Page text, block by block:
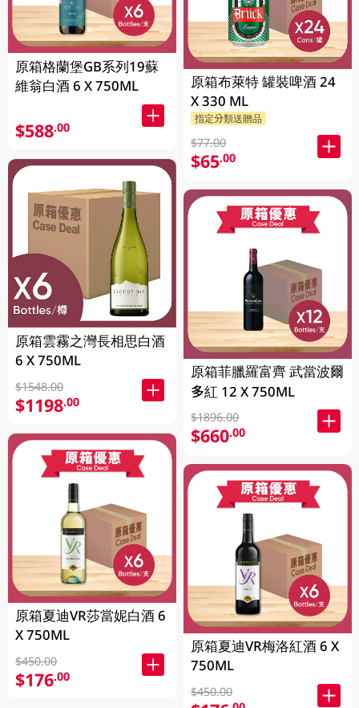
原箱格蘭堡GB系列19蘇
維翁白酒 6 X 750ML
$588.00
原箱雲霧之灣長相思白酒
6 X 750ML
$1548.00
$1198.00
原箱夏迪VR莎當妮白酒 6
X 750ML
$450.00
$176.00
原箱布萊特 罐裝啤酒 24
X 330 ML
指定分類送贈品
$77.00
$65.00
原箱菲臘羅富齊 武當波爾
多紅 12 X 750ML
$1896.00
$660.00
原箱夏迪VR梅洛紅酒 6 X
750ML
$450.00